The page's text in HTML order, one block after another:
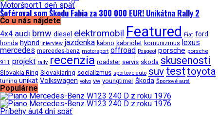
Motoršport1 deň späť
Šoféroval som Škodu Fabia za 300 000 EUR! Unikátna Rally 2
Čo u nás nájdete
4x4 audi bmw diesel elektromobil Featured Fiat ford
honda hybrid interview jazdenka kabrio kabriolet komunizmus lexus
mercedes mercedes-benz motorsport offroad Peugeot porsche porsche
911 projekt rally recenzia roadster servis skoda skusenosti
Slovakia Ring Slovakiaring socializmus sportove auto suv testtoyota
tuning unikat Volkswagen volvo vw youngtimer Škoda Športové autá
Populárne
Príbehy áut4 dni späť